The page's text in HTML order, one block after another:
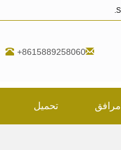
+8615889258060
تحميل مرافق